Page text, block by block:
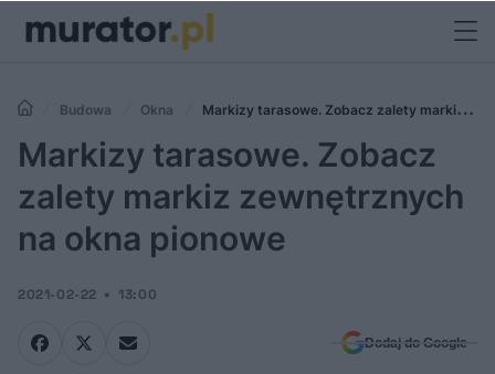
Budowa Okna
Markizy tarasowe. Zobacz zalety markiz
zewnętrznych na okna pionowe
Markizy tarasowe. Zobacz
zalety markiz zewnętrznych
na okna pionowe
2021-02-22 13:00
Dodaj do Google